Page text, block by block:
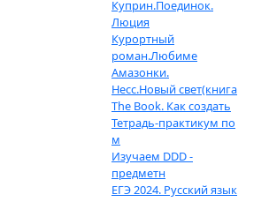
Куприн.Поединок.
Люция
Курортный
роман.Любиме
Амазонки.
Несс.Новый свет(книга
The Book. Как создать
Тетрадь-практикум по
м
Изучаем DDD -
предметн
ЕГЭ 2024. Русский язык